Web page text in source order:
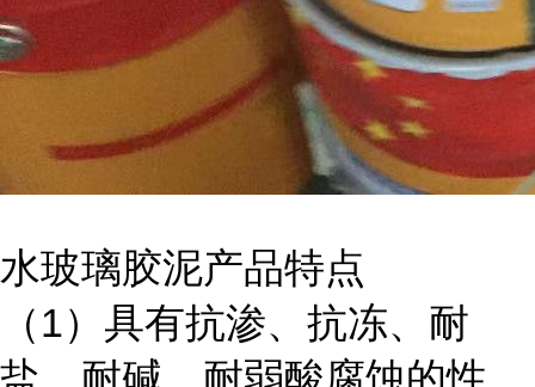
水玻璃胶泥产品特点
（1）具有抗渗、抗冻、耐
盐、耐碱、耐弱酸腐蚀的性